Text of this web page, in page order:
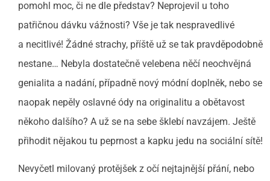
pomohl moc, či ne dle představ? Neprojevil u toho
patřičnou dávku vážnosti? Vše je tak nespravedlivé
a necitlivé! Žádné strachy, příště už se tak pravděpodobně
nestane… Nebyla dostatečně velebena něčí neochvějná
genialita a nadání, případně nový módní doplněk, nebo se
naopak nepěly oslavné ódy na originalitu a obětavost
někoho dalšího? A už se na sebe šklebí navzájem. Ještě
přihodit nějakou tu peprnost a kapku jedu na sociální sítě!
Nevyčetl milovaný protějšek z očí nejtajnější přání, nebo